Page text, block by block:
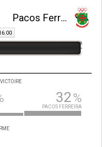
Pacos Ferreira
32%
PACOS FERREIRA